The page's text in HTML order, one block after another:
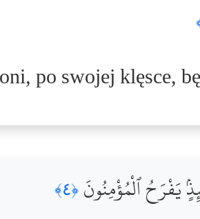
po swojej klęsce,
يَفْرَحُ ٱلْمُؤْمِنُونَ ﴿٤﴾